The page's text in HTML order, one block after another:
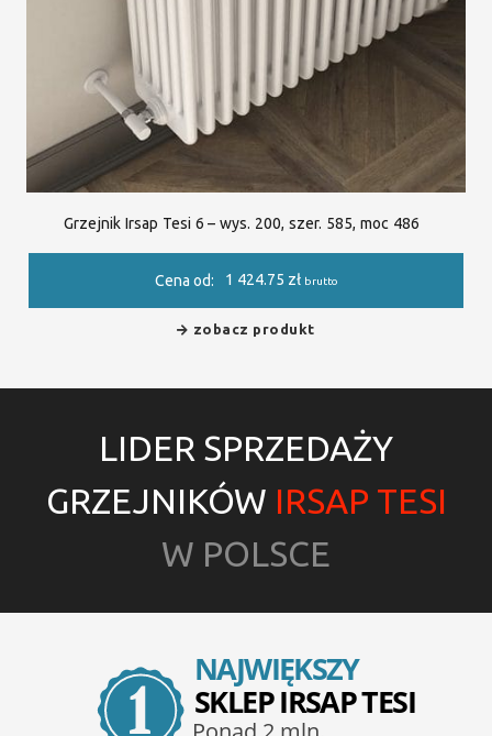
Grzejnik Irsap Tesi 6 – wys. 200, szer. 585, moc 486
Cena od: 1 424.75 zł brutto
zobacz produkt
LIDER SPRZEDAŻY
GRZEJNIKÓW IRSAP TESI
W POLSCE